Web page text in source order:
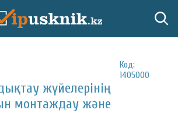
Код:
1405000
жүйелерінің
монтаждау және